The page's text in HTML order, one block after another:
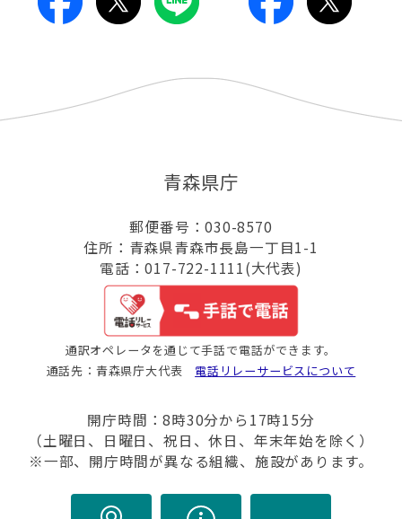
青森県庁
郵便番号：030-8570
住所：青森県青森市長島一丁目1-1
電話：017-722-1111(大代表)
通訳オペレータを通じて手話で電話ができます。
通話先：青森県庁大代表 電話リレーサービスについて
開庁時間：8時30分から17時15分
（土曜日、日曜日、祝日、休日、年末年始を除く）
※一部、開庁時間が異なる組織、施設があります。